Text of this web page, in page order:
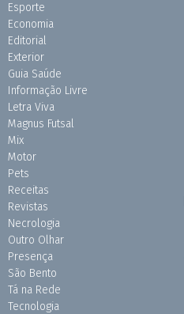
Esporte
Economia
Editorial
Exterior
Guia Saúde
Informação Livre
Letra Viva
Magnus Futsal
Mix
Motor
Pets
Receitas
Revistas
Necrologia
Outro Olhar
Presença
São Bento
Tá na Rede
Tecnologia